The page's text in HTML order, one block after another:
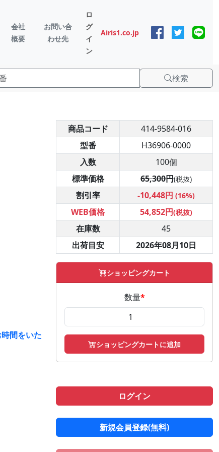
会社
概要
お問い合
わせ先
ロ
グ
イ
ン
Airis1.co.jp
検索
間をいた
商品コード
414-9584-016
型番
H36906-0000
入数
100個
標準価格
65,300円(税抜)
割引率 -10,448円 (16%)
WEB価格 54,852円(税抜)
在庫数
45
出荷目安
2026年08月10日
ショッピングカート
数量*
ショッピングカートに追加
ログイン
新規会員登録(無料)